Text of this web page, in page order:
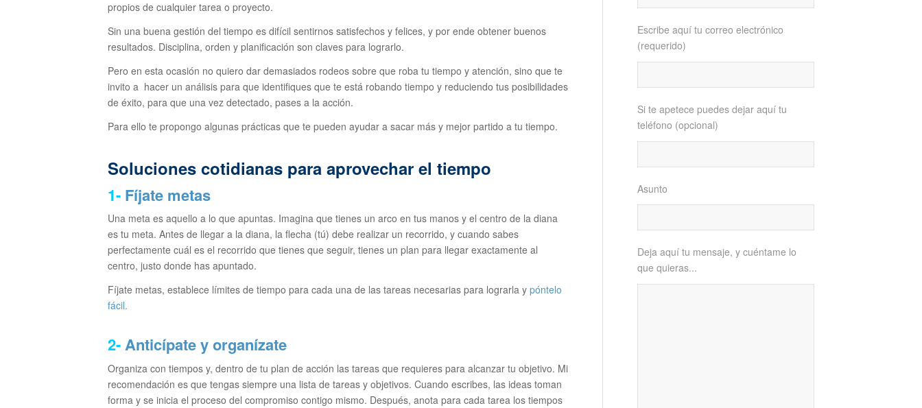
propios de cualquier tarea o proyecto.
Sin una buena gestión del tiempo es difícil sentirnos satisfechos y felices, y por ende obtener buenos
resultados. Disciplina, orden y planificación son claves para lograrlo.
Pero en esta ocasión no quiero dar demasiados rodeos sobre que roba tu tiempo y atención, sino que te
invito a hacer un análisis para que identifiques que te está robando tiempo y reduciendo tus posibilidades
de éxito, para que una vez detectado, pases a la acción.
Para ello te propongo algunas prácticas que te pueden ayudar a sacar más y mejor partido a tu tiempo.
Soluciones cotidianas para aprovechar el tiempo
1- Fíjate metas
Una meta es aquello a lo que apuntas. Imagina que tienes un arco en tus manos y el centro de la diana
es tu meta. Antes de llegar a la diana, la flecha (tú) debe realizar un recorrido, y cuando sabes
perfectamente cuál es el recorrido que tienes que seguir, tienes un plan para llegar exactamente al
centro, justo donde has apuntado.
Fíjate metas, establece límites de tiempo para cada una de las tareas necesarias para lograrla y póntelo
fácil.
2-Anticípate y organízate
Organiza con tiempos y, dentro de tu plan de acción las tareas que requieres para alcanzar tu objetivo. Mi
recomendación es que tengas siempre una lista de tareas y objetivos. Cuando escribes, las ideas toman
forma y se inicia el proceso del compromiso contigo mismo. Después, anota para cada tarea los tiempos
Escribe aquí tu correo electrónico
(requerido)
Si te apetece puedes dejar aquí tu
teléfono (opcional)
Asunto
Deja aquí tu mensaje, y cuéntame lo
que quieras...